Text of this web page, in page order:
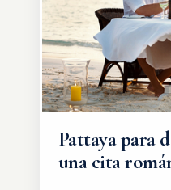
Pattaya para
una cita